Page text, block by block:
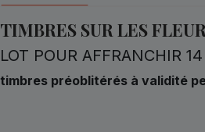
TIMBRES SUR LES
LOT POUR AFFRANCHIR
timbres préoblitérés à validité